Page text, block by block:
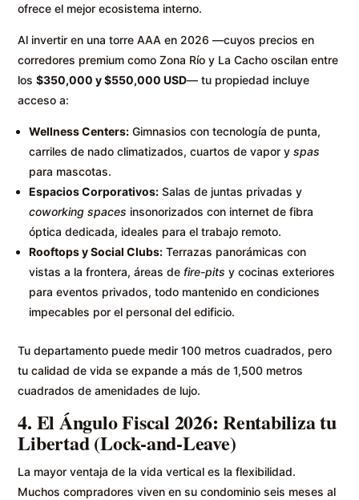
ofrece el mejor ecosistema interno.
Al invertir en una torre AAA en 2026 —cuyos precios en
corredores premium como Zona Río y La Cacho oscilan entre
los$350,000 y $550,000 USD— tu propiedad incluye
acceso a:
Wellness Centers: Gimnasios con tecnología de punta,
carriles de nado climatizados, cuartos de vapor yspas
para mascotas.
Espacios Corporativos: Salas de juntas privadas y
coworking spaces insonorizados con internet de fibra
óptica dedicada, ideales para el trabajo remoto.
Rooftops y Social Clubs: Terrazas panorámicas con
vistas a la frontera, áreas defire-pits y cocinas exteriores
para eventos privados, todo mantenido en condiciones
impecables por el personal del edificio.
Tu departamento puede medir 100 metros cuadrados, pero
tu calidad de vida se expande a más de 1,500 metros
cuadrados de amenidades de lujo.
4. El Ángulo Fiscal 2026: Rentabiliza tu
Libertad (Lock-and-Leave)
La mayor ventaja de la vida vertical es la flexibilidad.
Muchos compradores viven en su condominio seis meses al